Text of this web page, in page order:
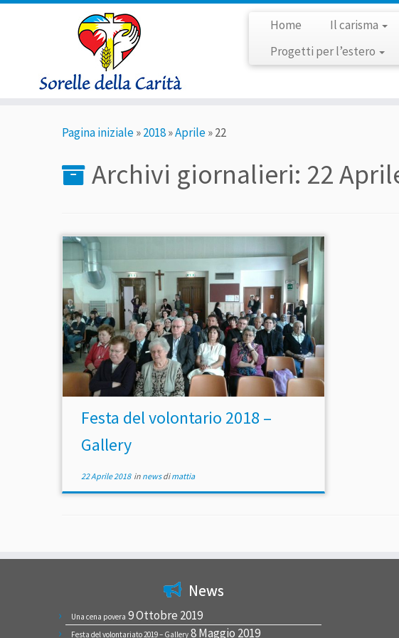
Home Il carisma
Progetti per l’estero
Pagina iniziale»2018»Aprile»22
Archivi giornalieri: 22
Festa del volontario 2018 –
Gallery
22 Aprile 2018in newsdimattia
News
Una cena povera 9 Ottobre 2019
Festa del volontariato 2019 – Gallery 8 Maggio 2019